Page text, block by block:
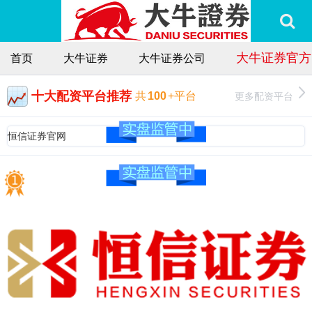
首页 大牛证券 大牛证券公司 大牛证券官
十大配资平台推荐 共100+平台 更多配资平台
恒信证券官网